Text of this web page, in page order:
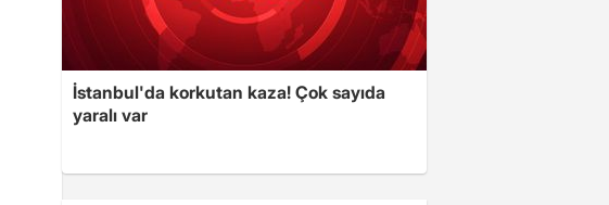
İstanbul'da korkutan kaza! Çok sayıda
yaralı var